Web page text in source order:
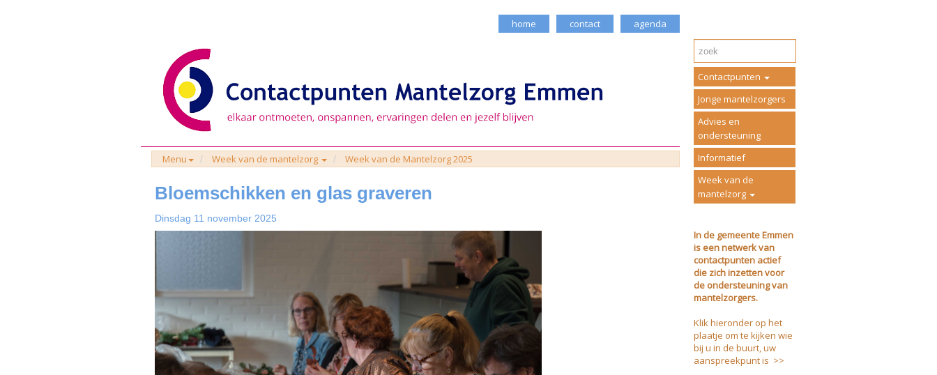
home contact agenda
Menu Week van de mantelzorg Week van de Mantelzorg 2025
Bloemschikken en glas graveren
Dinsdag 11 november 2025
Contactpunten
Jonge mantelzorgers
Advies en
ondersteuning
Informatief
Week van de
mantelzorg
In de gemeente Emmen
is een netwerk van
contactpunten actief
die zich inzetten voor
de ondersteuning van
mantelzorgers.
Klik hieronder op het
plaatje om te kijken wie
bij u in de buurt, uw
aanspreekpunt is >>